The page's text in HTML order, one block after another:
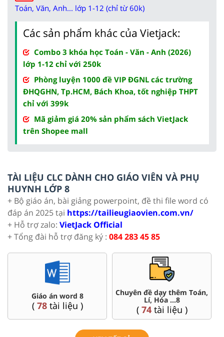
Toán, Văn, Anh... lớp 1-12 (chỉ từ 60k)
Các sản phẩm khác của Vietjack:
Combo 3 khóa học Toán - Văn - Anh (2026)
lớp 1-12 chỉ với 250k
Phòng luyện 1000 đề VIP ĐGNL các trường
ĐHQGHN, Tp.HCM, Bách Khoa, tốt nghiệp THPT
chỉ với 399k
Mã giảm giá 20% sản phẩm sách VietJack
trên Shopee mall
TÀI LIỆU CLC DÀNH CHO GIÁO VIÊN VÀ PHỤ
HUYNH LỚP 8
+ Bộ giáo án, bài giảng powerpoint, đề thi file word có
đáp án 2025 tại https://tailieugiaovien.com.vn/
+ Hỗ trợ zalo: VietJack Official
+ Tổng đài hỗ trợ đăng ký : 084 283 45 85
Chuyên đề dạy thêm Toán,
Lí, Hóa ...8
(74tài liệu )
Đề thi HSG 8
( 5tài liệu )